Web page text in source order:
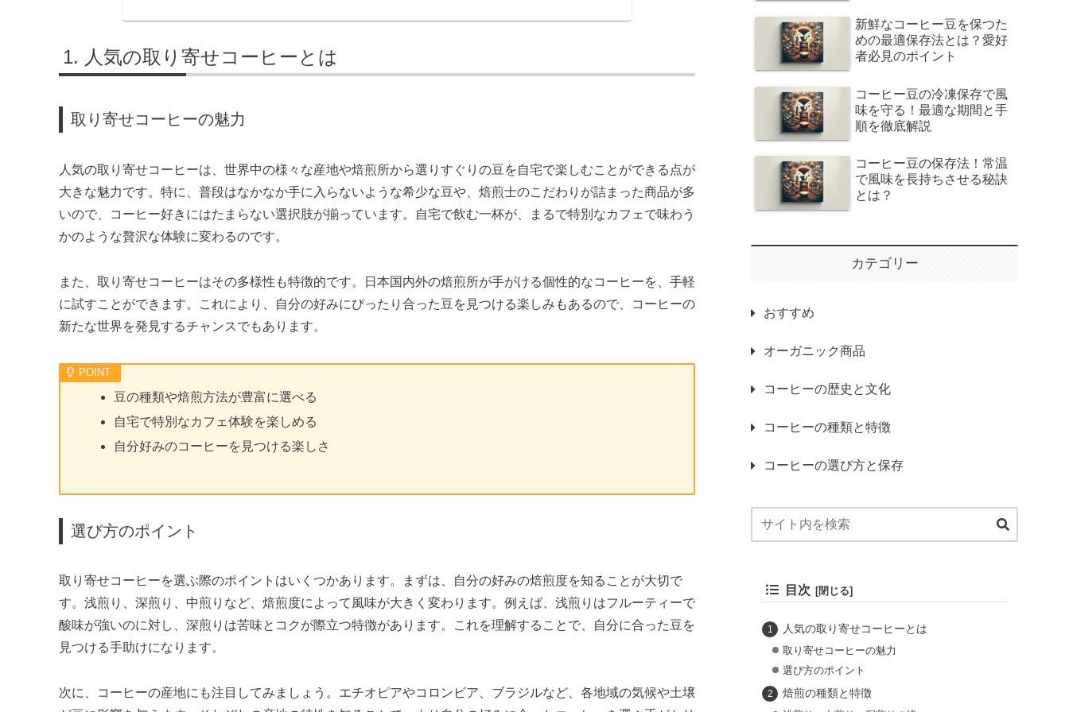
人気の取り寄せコーヒーとは
取り寄せコーヒーの魅力
人気の取り寄せコーヒーは、世界中の様々な産地や焙煎所から選りすぐりの豆を自宅で楽しむことができる点が
大きな魅力です。特に、普段はなかなか手に入らないような希少な豆や、焙煎士のこだわりが詰まった商品が多
いので、コーヒー好きにはたまらない選択肢が揃っています。自宅で飲む一杯が、まるで特別なカフェで味わう
かのような贅沢な体験に変わるのです。
また、取り寄せコーヒーはその多様性も特徴的です。日本国内外の焙煎所が手がける個性的なコーヒーを、手軽
に試すことができます。これにより、自分の好みにぴったり合った豆を見つける楽しみもあるので、コーヒーの
新たな世界を発見するチャンスでもあります。
豆の種類や焙煎方法が豊富に選べる
自宅で特別なカフェ体験を楽しめる
自分好みのコーヒーを見つける楽しさ
選び方のポイント
取り寄せコーヒーを選ぶ際のポイントはいくつかあります。まずは、自分の好みの焙煎度を知ることが大切で
す。浅煎り、深煎り、中煎りなど、焙煎度によって風味が大きく変わります。例えば、浅煎りはフルーティーで
酸味が強いのに対し、深煎りは苦味とコクが際立つ特徴があります。これを理解することで、自分に合った豆を
見つける手助けになります。
次に、コーヒーの産地にも注目してみましょう。エチオピアやコロンビア、ブラジルなど、各地域の気候や土壌
新鮮なコーヒー豆を保つた
めの最適保存法とは？愛好
者必見のポイント
コーヒー豆の冷凍保存で風
味を守る！最適な期間と手
順を徹底解説
コーヒー豆の保存法！常温
で風味を長持ちさせる秘訣
とは？
カテゴリー
おすすめ
オーガニック商品
コーヒーの歴史と文化
コーヒーの種類と特徴
コーヒーの選び方と保存
目次
人気の取り寄せコーヒーとは
取り寄せコーヒーの魅力
選び方のポイント
焙煎の種類と特徴